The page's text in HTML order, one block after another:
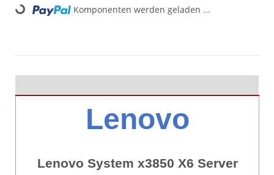
Komponenten werden geladen ...
Lenovo
Lenovo System x3850 X6 Server